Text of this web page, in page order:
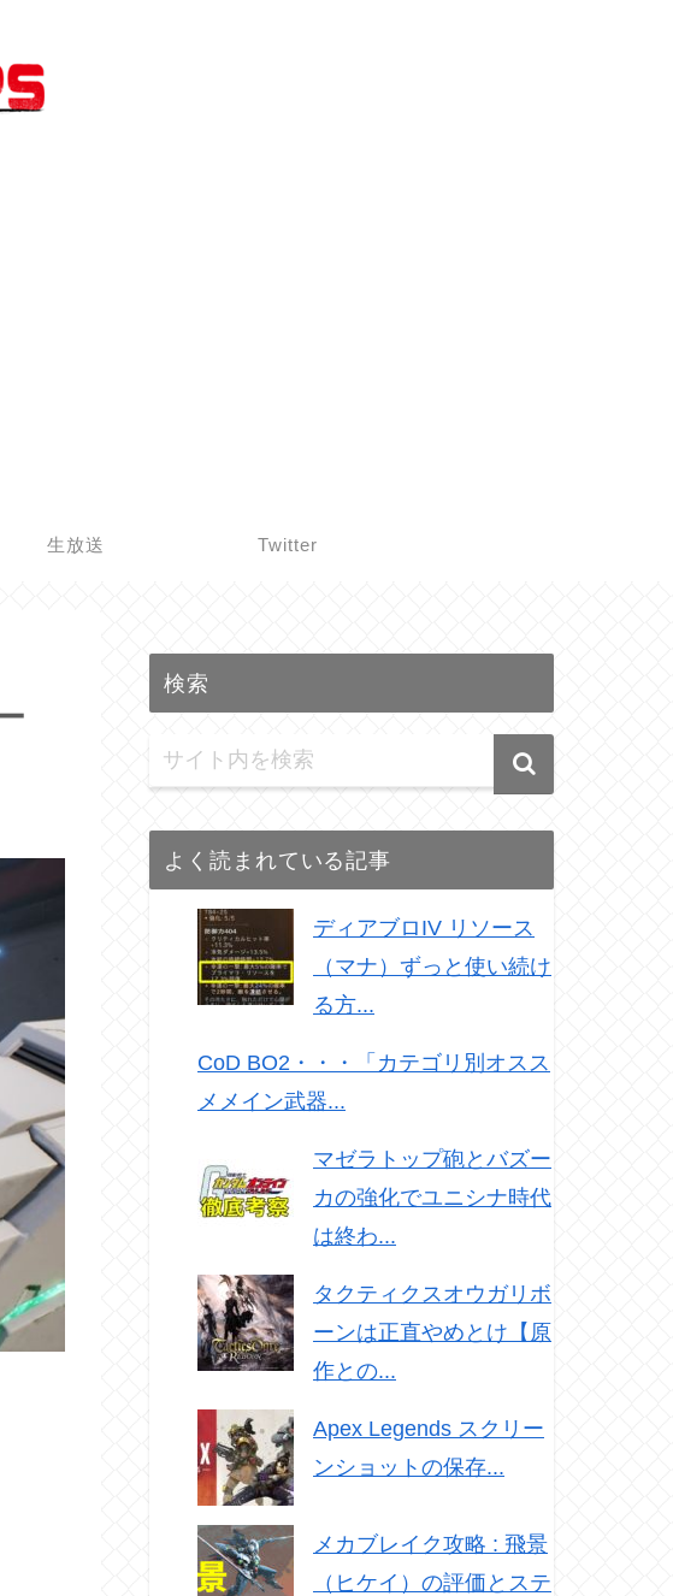
生放送 Twitter
検索
よく読まれている記事
ディアブロIV リソース
（マナ）ずっと使い続け
る方...
CoD BO2・・・「カテゴリ別オスス
メメイン武器...
マゼラトップ砲とバズー
カの強化でユニシナ時代
は終わ...
タクティクスオウガリボ
ーンは正直やめとけ【原
作との...
Apex Legends スクリー
ンショットの保存...
メカブレイク攻略 : 飛景
（ヒケイ）の評価とステ